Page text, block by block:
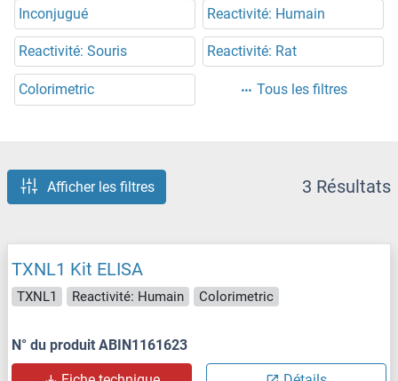
Inconjugué
Reactivité: Humain
Reactivité: Souris Reactivité: Rat
Colorimetric Tous les filtres
Afficher les filtres 3 Résultats
TXNL1 Kit ELISA
TXNL1 Reactivité: Humain Colorimetric
N° du produit ABIN1161623